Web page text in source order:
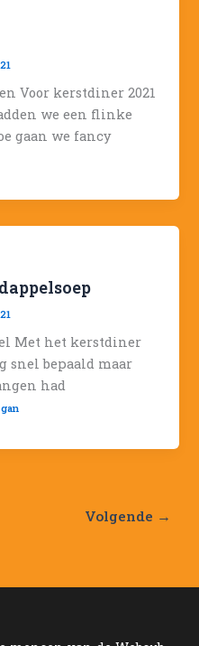
Voor kerstdiner 2021
we een flinke
gaan we fancy
Met het kerstdiner
snel bepaald maar
had
Volgende →